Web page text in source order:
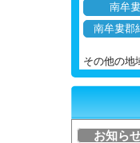
南牟
南牟婁郡
その他の地
お知ら